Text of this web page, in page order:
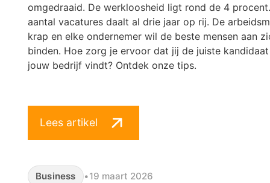
omgedraaid. De werkloosheid ligt rond de 4
aantal vacatures daalt al drie jaar op rij. De
krap en elke ondernemer wil de beste mensen aan
binden. Hoe zorg je ervoor dat jij de juiste
jouw bedrijf vindt? Ontdek onze tips.
Lees artikel
Business •19 maart 2026